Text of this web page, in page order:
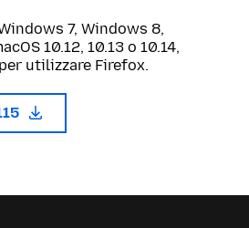
7, Windows 8,
10.12, 10.13 o 10.14,
utilizzare Firefox.